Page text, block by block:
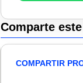
Comparte
COMPARTIR